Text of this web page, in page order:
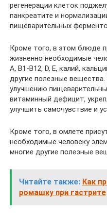
регенерации клеток
панкреатите и
пищеварительных
Кроме того, в этом блюде
жизненно необходимые
А, В1-В12, D, E, калий,
другие полезные
улучшению
витаминный дефицит,
улучшить самочувствие и
Кроме того, в омлете
необходимые человеку
многие другие полезные
Читайте также: Как
ромашку при гастрите